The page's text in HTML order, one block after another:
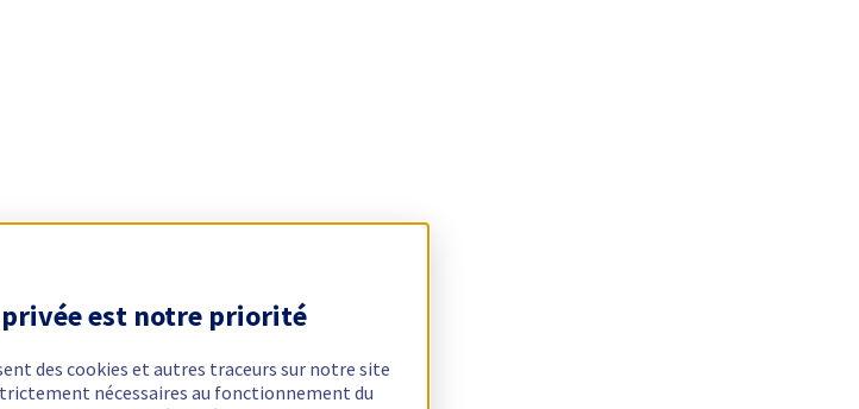
est notre priorité
des cookies et autres traceurs sur notre site
nécessaires au fonctionnement du